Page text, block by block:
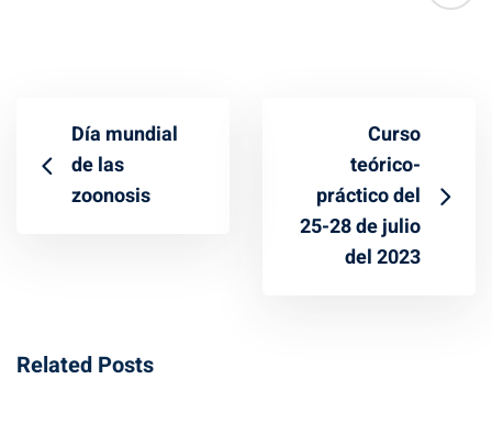
Día mundial
de las
zoonosis
Curso
teórico-
práctico del
25-28 de julio
del 2023
Related Posts